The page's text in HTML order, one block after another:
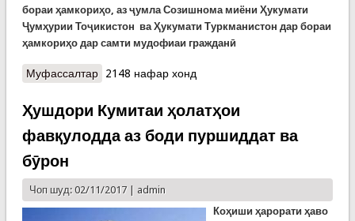
бораи ҳамкориҳо, аз ҷумла Созишнома миёни Ҳукумати
Ҷумҳурии Тоҷикистон ва Ҳукумати Туркманистон дар бораи
ҳамкориҳо дар самти мудофиаи гражданӣ
Муфассалтаро Имзои Созишномаи байниҳукуматии
фавқулодда
2148 нафар хонд
Ҳушдори Кумитаи ҳолатҳои
фавқулодда аз боди пуршиддат ва
бӯрон
Чоп шуд: 02/11/2017 | admin
Коҳиши ҳарорати ҳаво